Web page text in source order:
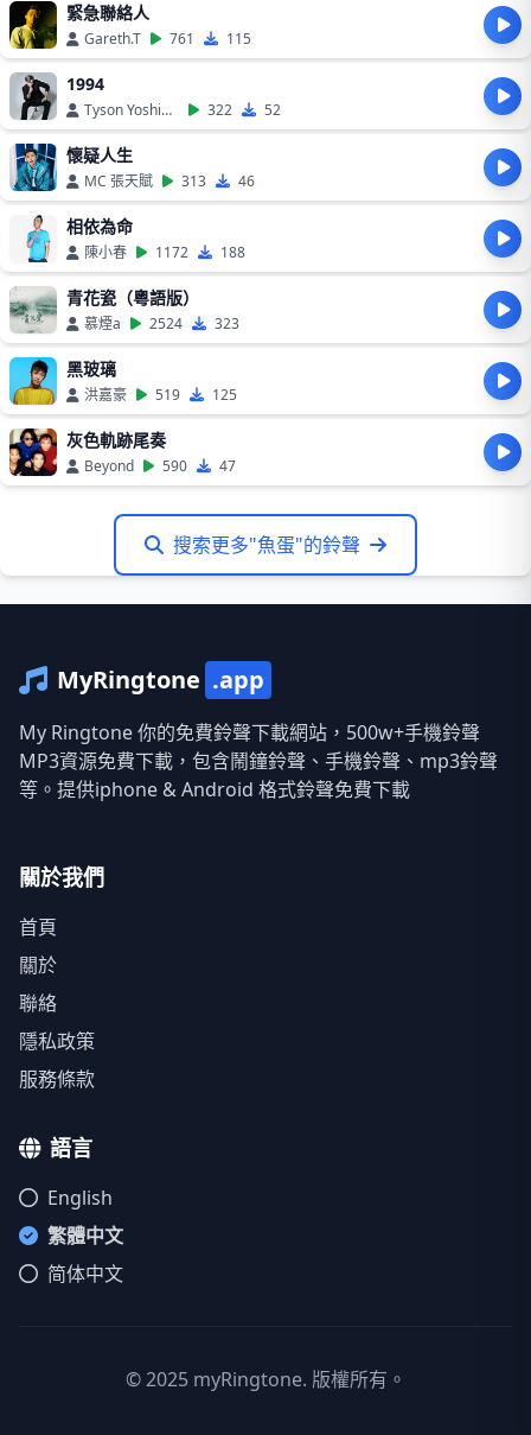
緊急聯絡人
Gareth.T 761 115
1994
Tyson Yoshi、周殷廷 322 52
懷疑人生
MC 張天賦 313 46
相依為命
陳小春 1172 188
青花瓷（粵語版）
慕煙a 2524 323
黑玻璃
洪嘉豪 519 125
灰色軌跡尾奏
Beyond 590 47
搜索更多"魚蛋"的鈴聲
MyRingtone .app
My Ringtone 你的免費鈴聲下載網站，500w+手機鈴聲
MP3資源免費下載，包含鬧鐘鈴聲、手機鈴聲、mp3鈴聲
等。提供iphone & Android 格式鈴聲免費下載
關於我們
首頁
關於
聯絡
隱私政策
服務條款
語言
English
繁體中文
简体中文
© 2025 myRingtone. 版權所有。